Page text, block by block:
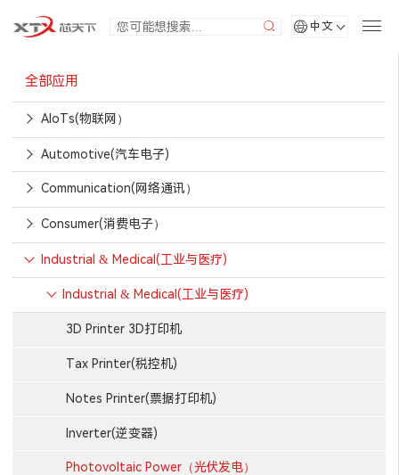
中文
全部应用
AIoTs(物联网）
Automotive(汽车电子)
Communication(网络通讯）
Consumer(消费电子）
Industrial & Medical(工业与医疗)
Industrial & Medical(工业与医疗)
3D Printer 3D打印机
Tax Printer(税控机)
Notes Printer(票据打印机)
Inverter(逆变器)
Photovoltaic Power（光伏发电）